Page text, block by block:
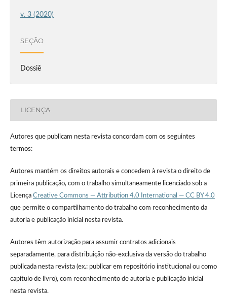
v. 3 (2020)
SEÇÃO
Dossiê
LICENÇA
Autores que publicam nesta revista concordam com os seguintes
termos:
Autores mantém os direitos autorais e concedem à revista o direito de
primeira publicação, com o trabalho simultaneamente licenciado sob a
Licença Creative Commons — Attribution 4.0 International — CC BY 4.0
que permite o compartilhamento do trabalho com reconhecimento da
autoria e publicação inicial nesta revista.
Autores têm autorização para assumir contratos adicionais
separadamente, para distribuição não-exclusiva da versão do trabalho
publicada nesta revista (ex.: publicar em repositório institucional ou como
capítulo de livro), com reconhecimento de autoria e publicação inicial
nesta revista.